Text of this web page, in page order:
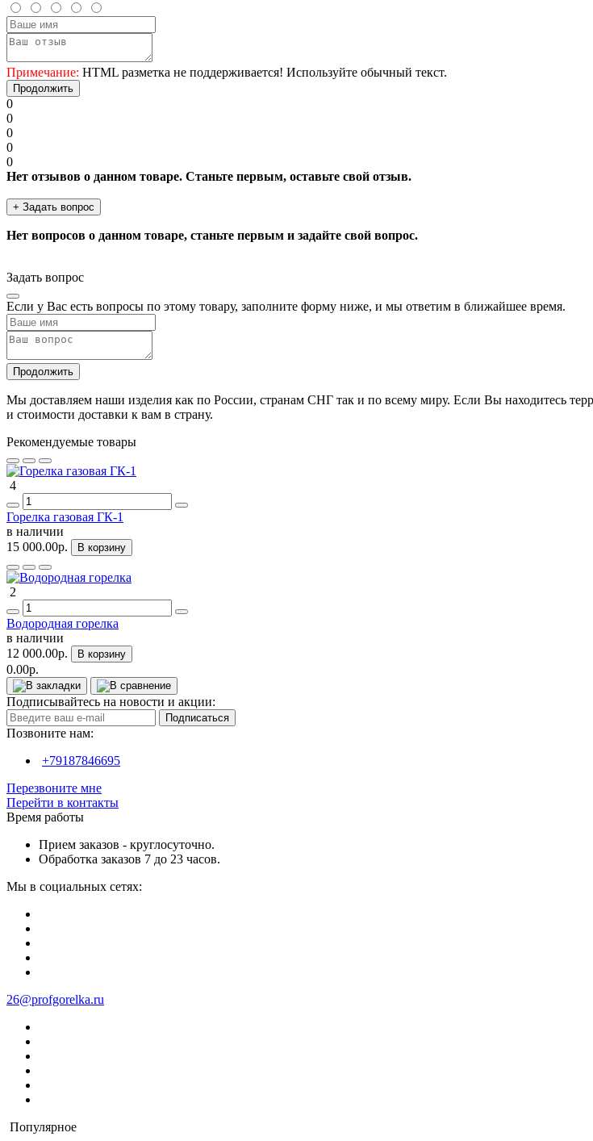
Примечание: HTML разметка не поддерживается! Используйте обычный текст.
Продолжить
0
0
0
0
0
Нет отзывов о данном товаре. Станьте первым, оставьте свой отзыв.
+ Задать вопрос
Нет вопросов о данном товаре, станьте первым и задайте свой вопрос.
Задать вопрос
Если у Вас есть вопросы по этому товару, заполните форму ниже, и мы ответим в ближайшее время.
Продолжить
Мы доставляем наши изделия как по России, странам СНГ так и по всему миру. Если Вы находитесь
и стоимости доставки к вам в страну.
Рекомендуемые товары
4
Горелка газовая ГК-1
в наличии
15 000.00р.
В корзину
2
Водородная горелка
в наличии
12 000.00р.
В корзину
0.00р.
Подписывайтесь на новости и акции:
Подписаться
Позвоните нам:
+79187846695
Перезвоните мне
Перейти в контакты
Время работы
Прием заказов - круглосуточно.
Обработка заказов 7 до 23 часов.
Мы в социальных сетях:
26@profgorelka.ru
Популярное